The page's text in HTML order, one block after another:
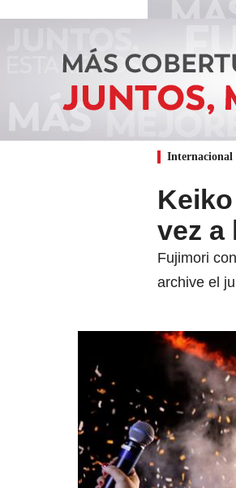
Internacional
vez a
Fujimori
archive el